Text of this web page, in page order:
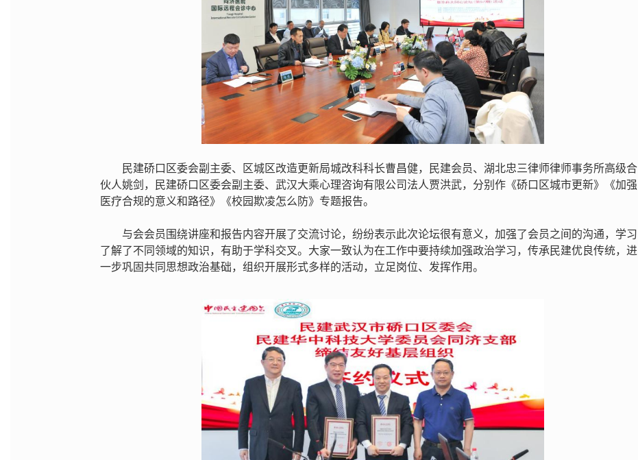
民建硚口区委会副主委、区城区改造更新局城改科科长曹昌健，民建会员、湖北忠三律师律师事务所高级合
伙人姚剑，民建硚口区委会副主委、武汉大乘心理咨询有限公司法人贾洪武，分别作《硚口区城市更新》《加强
医疗合规的意义和路径》《校园欺凌怎么防》专题报告。
与会会员围绕讲座和报告内容开展了交流讨论，纷纷表示此次论坛很有意义，加强了会员之间的沟通，学习
了解了不同领域的知识，有助于学科交叉。大家一致认为在工作中要持续加强政治学习，传承民建优良传统，进
一步巩固共同思想政治基础，组织开展形式多样的活动，立足岗位、发挥作用。